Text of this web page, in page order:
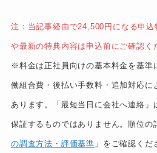
ミ
17位
退職代行 辞める
んです
退職110番
19位
注：当記事経由で24,500円になる申
や最新の特典内容は申込前にご確認く
※料金は正社員向けの基本料金を基準
働組合費・後払い手数料・追加対応に
あります。「最短当日に会社へ連絡」
保証するものではありません。順位の
の調査方法・評価基準 」をご確認くだ